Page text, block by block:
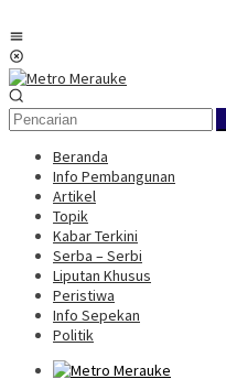
ke
konten
Beranda
Info Pembangunan
Artikel
Topik
Kabar Terkini
Serba – Serbi
Liputan Khusus
Peristiwa
Info Sepekan
Politik